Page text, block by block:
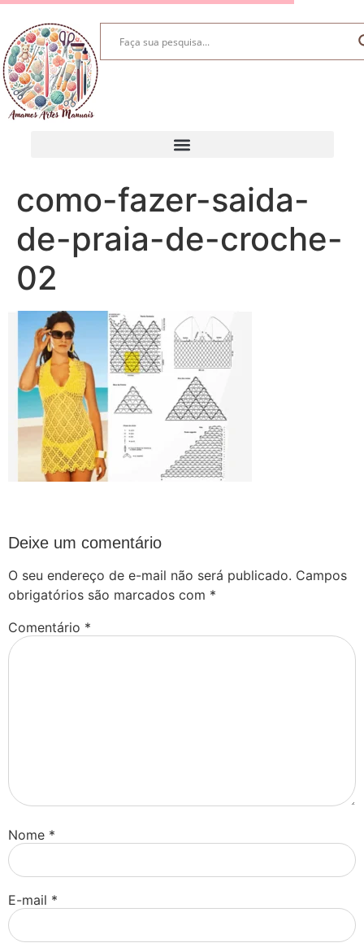
como-fazer-saida-
de-praia-de-croche-
02
Deixe um comentário
O seu endereço de e-mail não será publicado. Campos
obrigatórios são marcados com *
Comentário *
Nome *
E-mail *